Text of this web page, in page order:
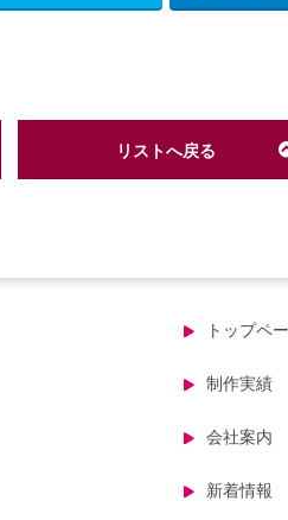
リストへ戻る
トップペ
制作実績
会社案内
新着情報